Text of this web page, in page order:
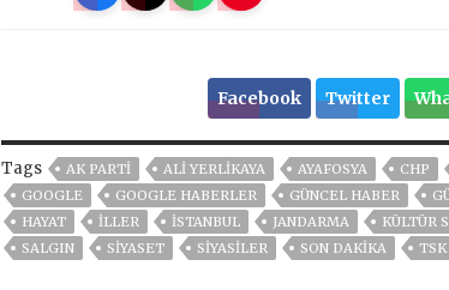
Facebook Twitter
Tags AK PARTİ ALİ YERLİKAYA AYAFOSYA CHP
GOOGLE
GOOGLE HABERLER GÜNCEL HABER
HAYAT
İLLER ISTANBUL JANDARMA KÜLTÜR
SALGIN
SİYASET SİYASİLER SON DAKIKA TSK